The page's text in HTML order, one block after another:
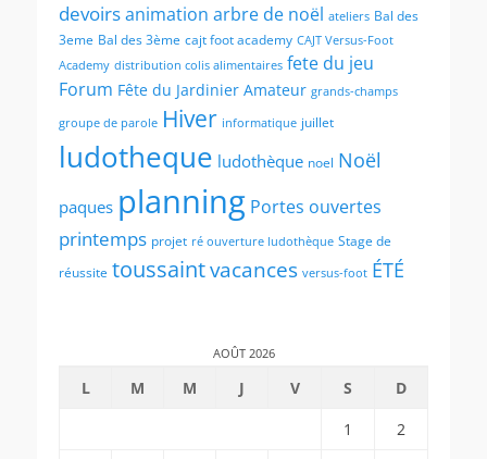
devoirsanimation arbre de noël ateliers Bal des
3eme Bal des 3ème cajt foot academy CAJT Versus-Foot
Academy distribution colis alimentaires fete du jeu
Forum Fête du Jardinier Amateur grands-champs
groupe de parole Hiver informatique juillet
ludotheque ludothèque noel Noël
paques planning Portes ouvertes
printemps projet ré ouverture ludothèque Stage de
réussite toussaintvacances versus-foot ÉTÉ
AOÛT 2026
L M M J V S
D
1
2